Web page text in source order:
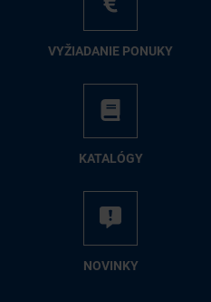
VY­ŽIA­DA­NIE PO­NU­KY
KA­TA­LÓ­GY
NO­VIN­KY